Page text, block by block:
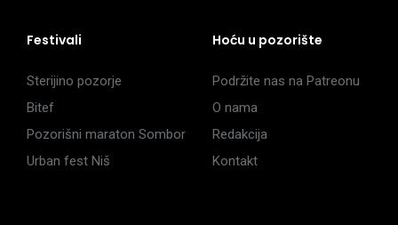
Festivali
Sterijino pozorje
Bitef
Pozorišni maraton Sombor
Urban fest Niš
Hoću u pozorište
Podržite nas na Patreonu
O nama
Redakcija
Kontakt